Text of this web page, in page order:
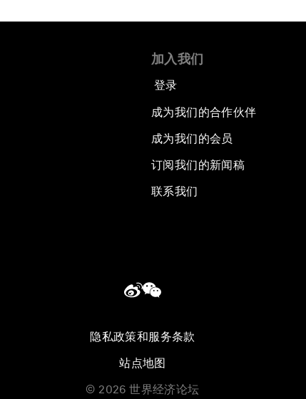
加入我们
登录
成为我们的合作伙伴
成为我们的会员
订阅我们的新闻稿
联系我们
隐私政策和服务条款
站点地图
© 2026 世界经济论坛